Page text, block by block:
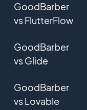
GoodBarber
vs FlutterFlow
GoodBarber
vs Glide
GoodBarber
vs Lovable